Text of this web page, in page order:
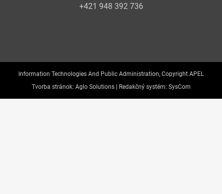
+421 948 392 736
Information Technologies And Public Administration, Copyright APEL
Tvorba stránok: Aglo Solutions | Redakčný systém: SysCom